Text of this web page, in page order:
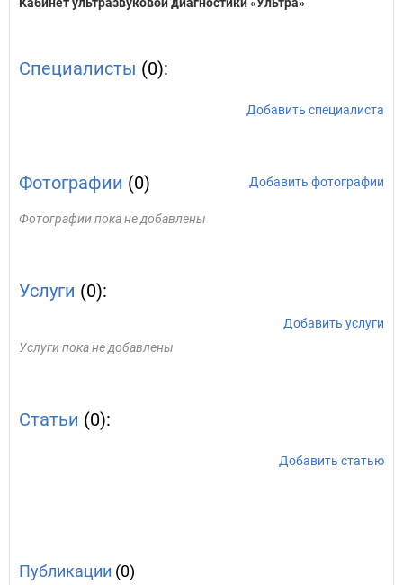
Специалисты (0):
Добавить специалиста
Фотографии (0) Добавить фотографии
Фотографии пока не добавлены
Услуги (0):
Добавить услуги
Услуги пока не добавлены
Статьи (0):
Добавить статью
Публикации (0)